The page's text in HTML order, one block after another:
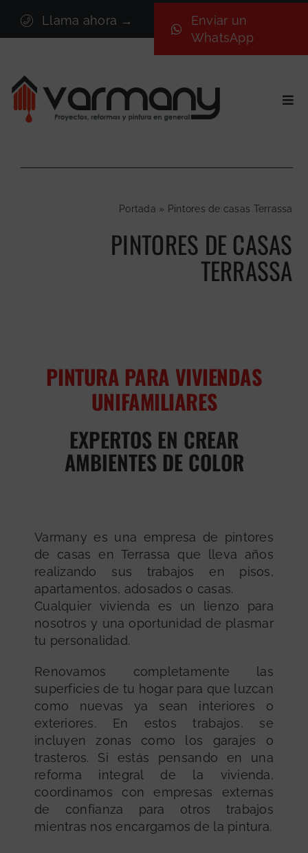
contenido
Llama ahora →
Enviar un
WhatsApp
Sectores
Portada » Pintores de casas Terrassa
PINTORES DE CASAS
TERRASSA
PINTURA PARA VIVIENDAS
UNIFAMILIARES
EXPERTOS EN CREAR
AMBIENTES DE COLOR
Varmany es una empresa de pintores
de casas en Terrassa que lleva años
realizando sus trabajos en pisos,
apartamentos, adosados o casas.
Cualquier vivienda es un lienzo para
nosotros y una oportunidad de plasmar
tu personalidad.
Renovamos completamente las
superficies de tu hogar para que luzcan
como nuevas ya sean interiores o
exteriores. En estos trabajos, se
incluyen zonas como los garajes o
trasteros. Si estás pensando en una
reforma integral de la vivienda,
coordinamos con empresas externas
de confianza para otros trabajos
mientras nos encargamos de la pintura.